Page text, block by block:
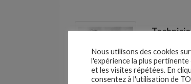
par
Lyon
Nous utilisons des cookies
l'expérience la plus
et les visites répétées. En
consentez à l'utilisation de